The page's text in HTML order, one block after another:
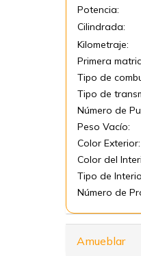
Potencia:
Cilindrada:
Kilometraje:
Primera
Tipo de
Tipo de
Número de
Peso Vacío:
Color Exterior:
Color del
Tipo de
Número de
Amueblar